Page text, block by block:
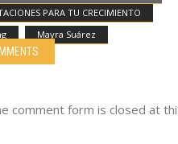
PARA TU CRECIMIENTO
Mayra Suárez
comment form is closed at